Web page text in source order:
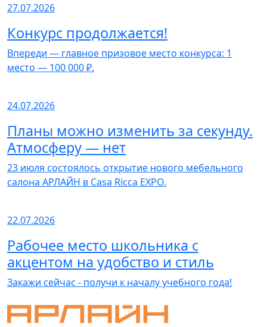
27.07.2026
Конкурс продолжается!
Впереди — главное призовое место конкурса: 1
место — 100 000 ₽.
24.07.2026
Планы можно изменить за секунду.
Атмосферу — нет
23 июля состоялось открытие нового мебельного
салона АРЛАЙН в Casa Ricca EXPO.
22.07.2026
Рабочее место школьника с
акцентом на удобство и стиль
Закажи сейчас - получи к началу учебного года!